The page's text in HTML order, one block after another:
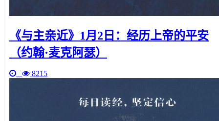
《与主亲近》1月2日：经历上帝的平安
（约翰·麦克阿瑟）
8215